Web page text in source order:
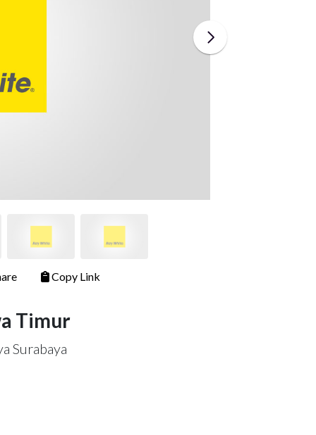
Copy Link
Timur
Surabaya